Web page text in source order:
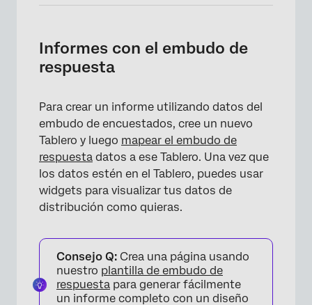
Informes con el embudo de
respuesta
Para crear un informe utilizando datos del
embudo de encuestados, cree un nuevo
Tablero y luego mapear el embudo de
respuesta datos a ese Tablero. Una vez que
los datos estén en el Tablero, puedes usar
widgets para visualizar tus datos de
distribución como quieras.
Consejo Q: Crea una página usando
nuestro plantilla de embudo de
respuesta para generar fácilmente
un informe completo con un diseño